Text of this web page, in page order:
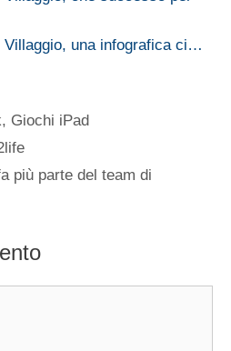
Villaggio, una infografica ci…
, Giochi iPad
più parte del team di